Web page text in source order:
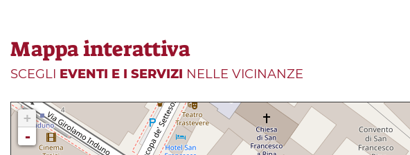
Mappa interattiva
SCEGLI EVENTI E I SERVIZI NELLE VICINANZE
+
-